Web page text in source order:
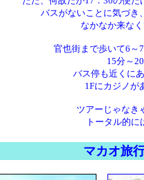
バスがないことに気づき
なかなか来な
官也街まで歩いて6～
15分～
バス停も近くに
1Fにカジノが
ツアーじゃなき
トータル的
マカ